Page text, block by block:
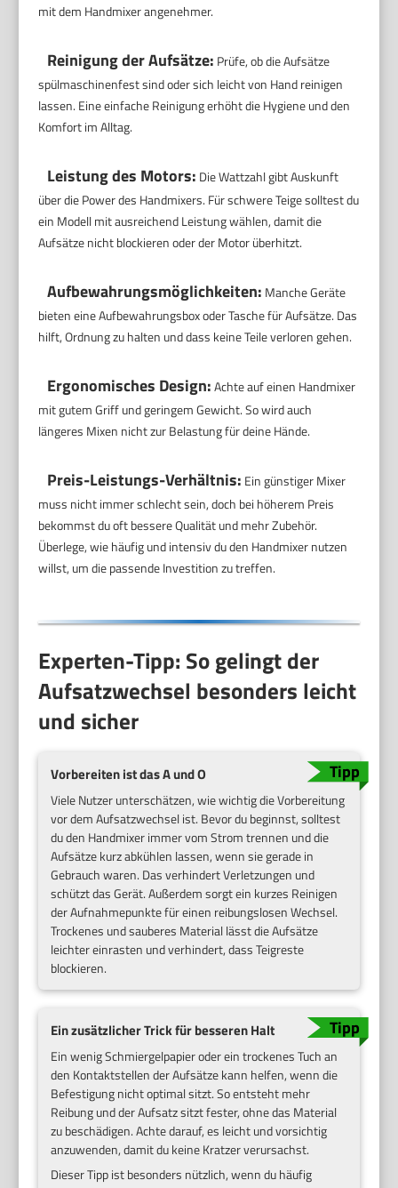
mit dem Handmixer angenehmer.
Reinigung der Aufsätze: Prüfe, ob die Aufsätze
spülmaschinenfest sind oder sich leicht von Hand reinigen
lassen. Eine einfache Reinigung erhöht die Hygiene und den
Komfort im Alltag.
Leistung des Motors: Die Wattzahl gibt Auskunft
über die Power des Handmixers. Für schwere Teige solltest du
ein Modell mit ausreichend Leistung wählen, damit die
Aufsätze nicht blockieren oder der Motor überhitzt.
Aufbewahrungsmöglichkeiten: Manche Geräte
bieten eine Aufbewahrungsbox oder Tasche für Aufsätze. Das
hilft, Ordnung zu halten und dass keine Teile verloren gehen.
Ergonomisches Design:Achte auf einen Handmixer
mit gutem Griff und geringem Gewicht. So wird auch
längeres Mixen nicht zur Belastung für deine Hände.
Preis-Leistungs-Verhältnis: Ein günstiger Mixer
muss nicht immer schlecht sein, doch bei höherem Preis
bekommst du oft bessere Qualität und mehr Zubehör.
Überlege, wie häufig und intensiv du den Handmixer nutzen
willst, um die passende Investition zu treffen.
Experten-Tipp: So gelingt der
Aufsatzwechsel besonders leicht
und sicher
Vorbereiten ist das A und O
Viele Nutzer unterschätzen, wie wichtig die Vorbereitung
vor dem Aufsatzwechsel ist. Bevor du beginnst, solltest
du den Handmixer immer vom Strom trennen und die
Aufsätze kurz abkühlen lassen, wenn sie gerade in
Gebrauch waren. Das verhindert Verletzungen und
schützt das Gerät. Außerdem sorgt ein kurzes Reinigen
der Aufnahmepunkte für einen reibungslosen Wechsel.
Trockenes und sauberes Material lässt die Aufsätze
leichter einrasten und verhindert, dass Teigreste
blockieren.
Ein zusätzlicher Trick für besseren Halt
Ein wenig Schmiergelpapier oder ein trockenes Tuch an
den Kontaktstellen der Aufsätze kann helfen, wenn die
Befestigung nicht optimal sitzt. So entsteht mehr
Reibung und der Aufsatz sitzt fester, ohne das Material
zu beschädigen. Achte darauf, es leicht und vorsichtig
anzuwenden, damit du keine Kratzer verursachst.
Dieser Tipp ist besonders nützlich, wenn du häufig